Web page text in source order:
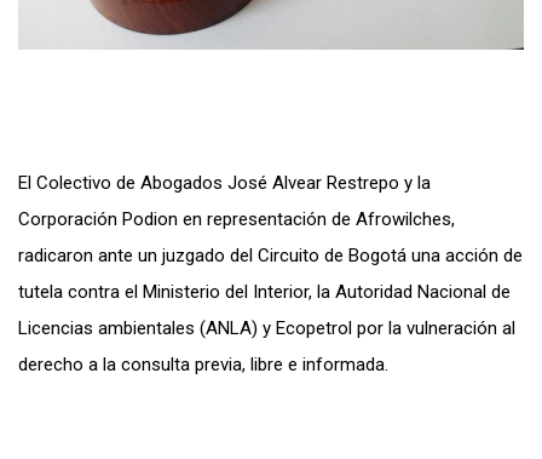
El Colectivo de Abogados José Alvear Restrepo y la
Corporación Podion en representación de Afrowilches,
radicaron ante un juzgado del Circuito de Bogotá una acción de
tutela contra el Ministerio del Interior, la Autoridad Nacional de
Licencias ambientales (ANLA) y Ecopetrol por la vulneración al
derecho a la consulta previa, libre e informada.